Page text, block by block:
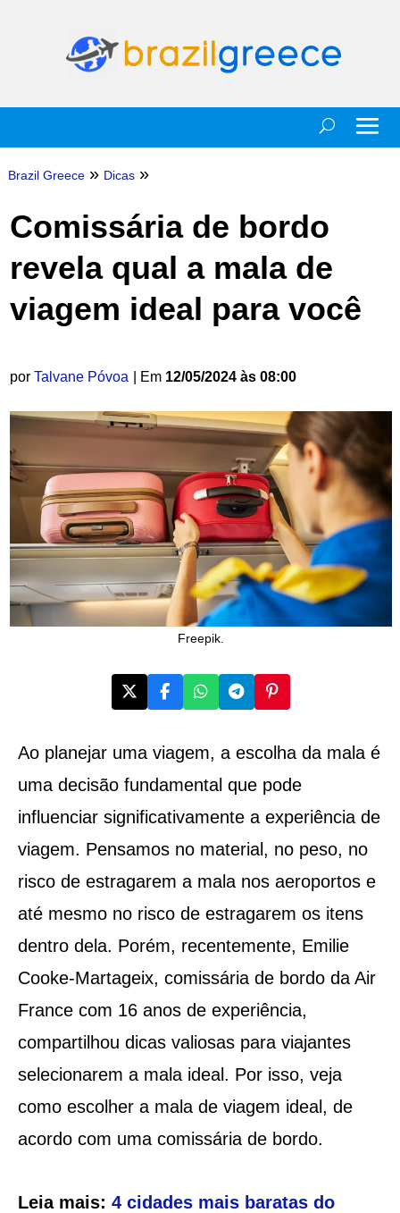
Brazil Greece » Dicas »
Comissária de bordo
revela qual a mala de
viagem ideal para você
por Talvane Póvoa | Em 12/05/2024 às 08:00
Freepik.
Ao planejar uma viagem, a escolha da mala é
uma decisão fundamental que pode
influenciar significativamente a experiência de
viagem. Pensamos no material, no peso, no
risco de estragarem a mala nos aeroportos e
até mesmo no risco de estragarem os itens
dentro dela. Porém, recentemente, Emilie
Cooke-Martageix, comissária de bordo da Air
France com 16 anos de experiência,
compartilhou dicas valiosas para viajantes
selecionarem a mala ideal. Por isso, veja
como escolher a mala de viagem ideal, de
acordo com uma comissária de bordo.
Leia mais: 4 cidades mais baratas do